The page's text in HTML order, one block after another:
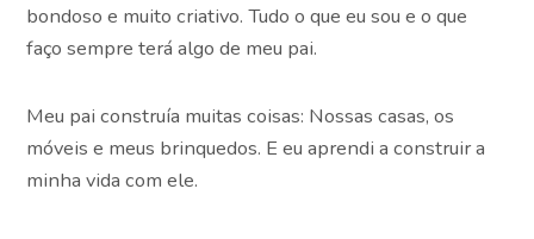
bondoso e muito criativo. Tudo o que eu sou e o que
faço sempre terá algo de meu pai.
Meu pai construía muitas coisas: Nossas casas, os
móveis e meus brinquedos. E eu aprendi a construir a
minha vida com ele.